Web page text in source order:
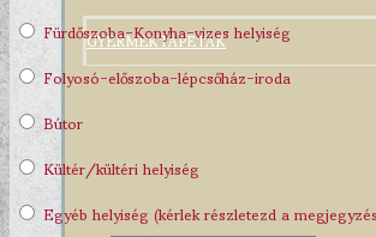
GYERMEKTAPÉTÁK
Fürdőszoba-Konyha-vizes helyiség
Folyosó-előszoba-lépcsőház-iroda
Bútor
Kültér/kültéri helyiség
Egyéb helyiség (kérlek részletezd a